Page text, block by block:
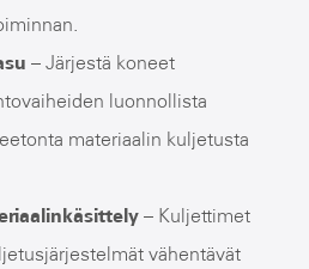
– Järjestä koneet
luonnollista
materiaalin kuljetusta
– Kuljettimet
vähentävät